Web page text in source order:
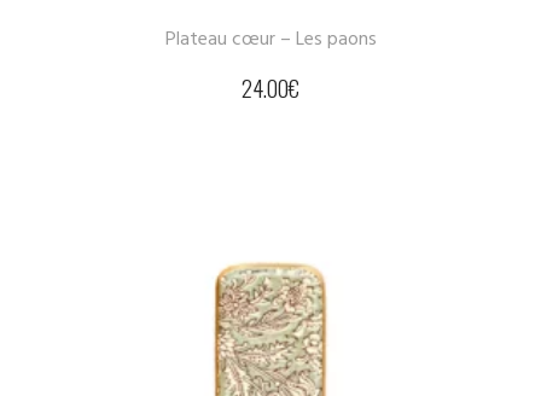
Plateau cœur – Les paons
24.00€